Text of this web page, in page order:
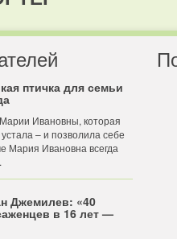
птичка для семьи
Ивановны, которая
– и позволила себе
Мария Ивановна всегда
Джемилев: «40
в 16 лет —